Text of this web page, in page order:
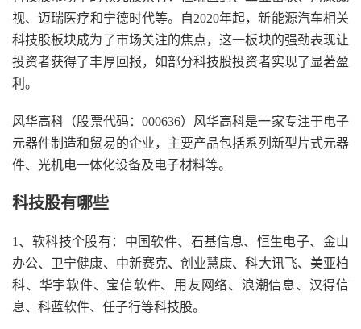
视、迈瑞医疗和宁德时代等。自2020年起，新能源汽车相关
科技股板块成为了市场关注的焦点，这一板块的强劲表现让
投资者获得了丰厚回报，如部分科技股投资者实现了显著盈
利。
风华高科（股票代码：000636）风华高科是一家专注于电子
元器件制造和贸易的企业，主要产品包括系列新型片式元器
件、光机电一体化设备及电子材料等。
科技股有哪些
1、软科技个股有：中国软件、石基信息、恒生电子、金山
办公、卫宁健康、中新赛克、创业慧康、科大讯飞、美亚柏
科、华宇软件、宝信软件、用友网络、浪潮信息、汉得信
息、科蓝软件、任子行等科技股。